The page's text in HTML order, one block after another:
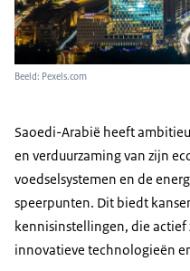
Beeld: Pexels.com
Saoedi-Arabië heeft
en verduurzaming van zijn
voedselsystemen en de
speerpunten. Dit biedt
kennisinstellingen, die
innovatieve technologieën